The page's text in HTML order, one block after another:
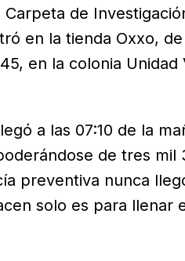
Carpeta de
en la tienda Oxxo,
en la colonia Unidad
a las 07:10 de la
de tres
preventiva nunca
solo es para llenar